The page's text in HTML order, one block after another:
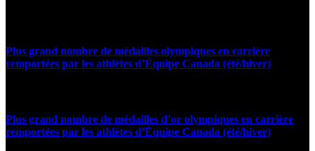
Plus grand nombre de médailles olympiques en carrière
remportées par les athlètes d’Équipe Canada (été/hiver)
Plus grand nombre de médailles d’or olympiques en carrière
remportées par les athlètes d’Équipe Canada (été/hiver)